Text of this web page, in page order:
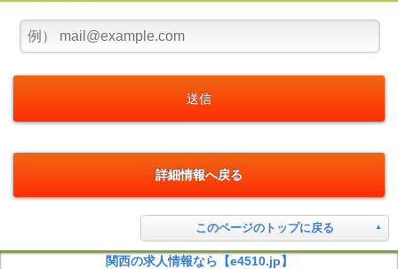
詳細情報へ戻る
このページのトップに戻る
関西の求人情報なら【e4510.jp】